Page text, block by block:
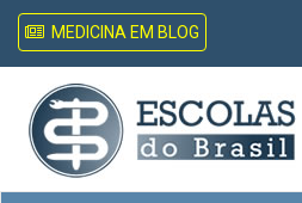
MEDICINA EM BLOG